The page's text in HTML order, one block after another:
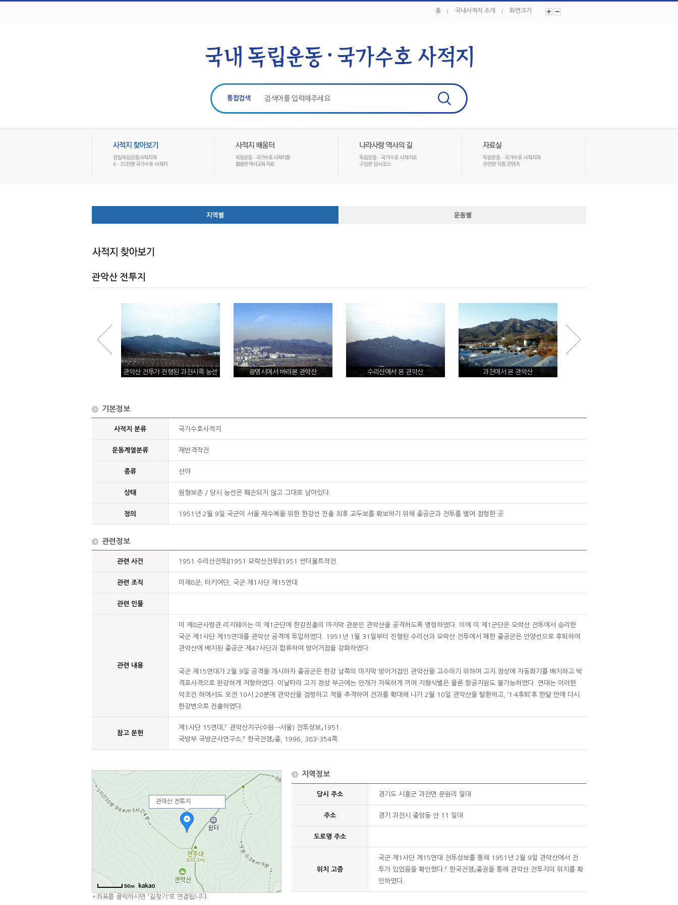
홈 국내사적지 소개 화면크기
통합검색
관악산 전투지
관악산 전투가 진행된 과천시쪽 능선 광명시에서 바라본 관악산 수리산에서 본 관악산 과천에서 본 관악산
기본정보
사적지 분류 국가수호사적지
운동계열분류 재반격작전
종류 산야
상태 원형보존 / 당시 능선은 훼손되지 않고 그대로 남아있다.
정의 1951년 2월 9일 국군이 서울 재수복을 위한 한강선 진출 최후 교두보를 확보하기 위해 중공군과 전투를 벌여 점령한 곳
관련정보
관련 사건 1951 수리산전투||1951 모락산전투||1951 썬더볼트작전
관련 조직 미제8군, 터키여단, 국군 제1사단 제15연대
관련 인물
관련 내용
미 제8군사령관 리지웨이는 미 제1군단에 한강진출의 마지막 관문인 관악산을 공격하도록 명령하였다. 이에 미 제1군단은 모락산 전투에서 승리한
국군 제1사단 제15연대를 관악산 공격에 투입하였다. 1951년 1월 31일부터 진행된 수리산과 모락산 전투에서 패한 중공군은 안양선으로 후퇴하여
관악산에 배치된 중공군 제47사단과 합류하여 방어거점을 강화하였다.
국군 제15연대가 2월 9일 공격을 개시하자 중공군은 한강 남쪽의 마지막 방어거점인 관악산을 고수하기 위하여 고지 정상에 자동화기를 배치하고 박
격포사격으로 완강하게 저항하였다. 이날따라 고지 정상 부근에는 안개가 자욱하게 끼여 지형식별은 물론 항공지원도 불가능하였다. 연대는 이러한
악조건 하에서도 오전 10시 20분에 관악산을 점령하고 적을 추격하여 전과를 확대해 나가 2월 10일 관악산을 탈환하고, ‘1·4후퇴’후 한달 만에 다시
한강변으로 진출하였다.
참고 문헌
제1사단 15연대,「 관악산지구(수원→서울) 전투상보」1951.
국방부 국방군사연구소,『 한국전쟁』중, 1996, 383-354쪽.
관악산 전투지
50m
*좌표를 클릭하시면 '길찾기'로 연결됩니다.
지역정보
당시 주소 경기도 시흥군 과천면 문원리 일대
주소 경기 과천시 중앙동 산 11 일대
도로명 주소
위치 고증
국군 제1사단 제15연대 전투상보를 통해 1951년 2월 9일 관악산에서 전
투가 있었음을 확인했다.『 한국전쟁』중권을 통해 관악산 전투지의 위치를 확
인하였다.